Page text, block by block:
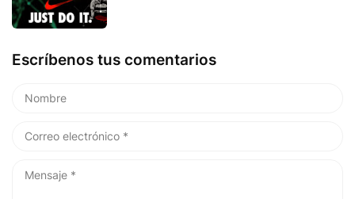
Escríbenos tus comentarios